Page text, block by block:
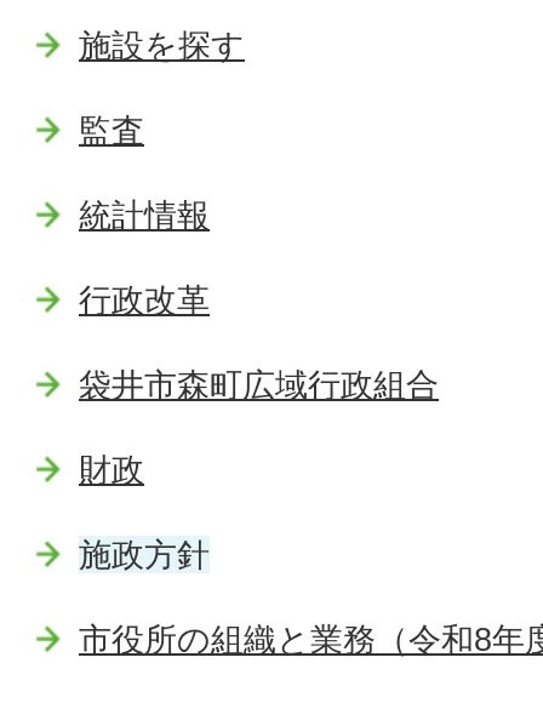
施設を探す
監査
統計情報
行政改革
袋井市森町広域行政組合
財政
施政方針
市役所の組織と業務（令和8年